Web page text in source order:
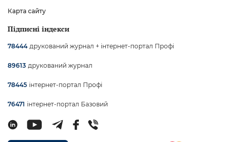
Карта сайту
Підписні індекси
78444 друкований журнал + інтернет-портал Профі
89613 друкований журнал
78445 інтернет-портал Профі
76471 інтернет-портал Базовий